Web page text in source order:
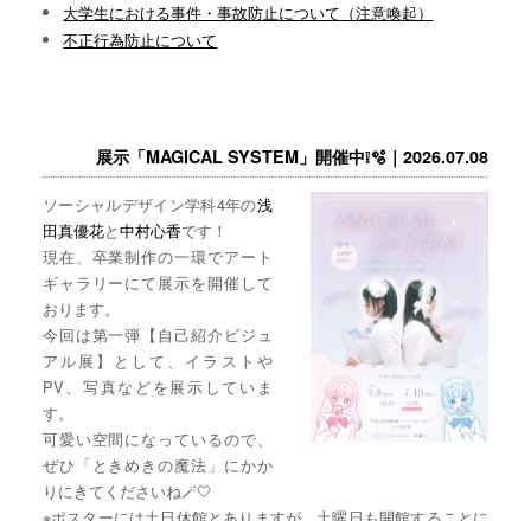
大学生における事件・事故防止について（注意喚起）
不正行為防止について
展示「MAGICAL SYSTEM」開催中❕🫧｜2026.07.08
ソーシャルデザイン学科4年の浅
田真優花と中村心香です！
現在、卒業制作の一環でアート
ギャラリーにて展示を開催して
おります。
今回は第一弾【自己紹介ビジュ
アル展】として、イラストや
PV、写真などを展示していま
す。
可愛い空間になっているので、
ぜひ「ときめきの魔法」にかか
りにきてくださいね🪄🤍
※ポスターには土日休館とありますが、土曜日も開館することに